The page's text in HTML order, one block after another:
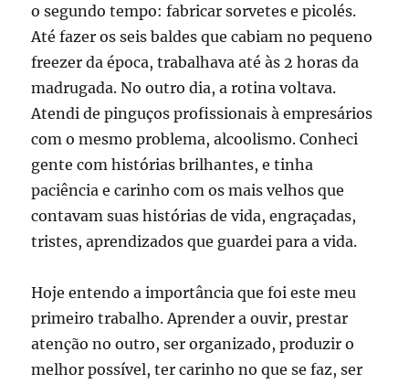
o segundo tempo: fabricar sorvetes e picolés.
Até fazer os seis baldes que cabiam no pequeno
freezer da época, trabalhava até às 2 horas da
madrugada. No outro dia, a rotina voltava.
Atendi de pinguços profissionais à empresários
com o mesmo problema, alcoolismo. Conheci
gente com histórias brilhantes, e tinha
paciência e carinho com os mais velhos que
contavam suas histórias de vida, engraçadas,
tristes, aprendizados que guardei para a vida.
Hoje entendo a importância que foi este meu
primeiro trabalho. Aprender a ouvir, prestar
atenção no outro, ser organizado, produzir o
melhor possível, ter carinho no que se faz, ser